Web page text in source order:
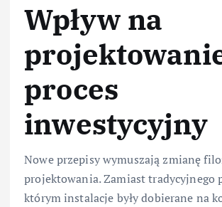
Wpływ na
proces
inwestycyjny
Nowe przepisy wymuszają zmianę
projektowania. Zamiast tradycyjnego
którym instalacje były dobierane na